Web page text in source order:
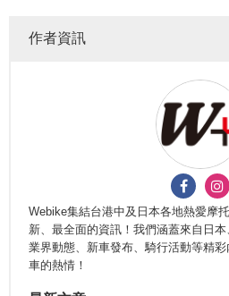
作者資訊
Webike集結台港中及日本各地熱愛摩
新、最全面的資訊！我們涵蓋來自日
業界動態、新車發布、騎行活動等精
車的熱情！